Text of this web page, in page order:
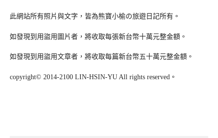
此網站所有照片與文字，皆為熊寶小榆の旅遊日記所有。
如發現到用盜用圖片者，將收取每張新台幣十萬元整金額。
如發現到用盜用文章者，將收取每篇新台幣五十萬元整金額。
copyright© 2014-2100 LIN-HSIN-YU All rights reserved。